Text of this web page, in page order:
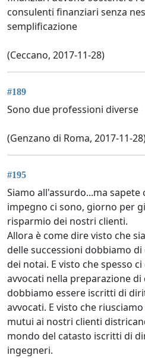
consulenti finanziari senza
semplificazione
(Ceccano, 2017-11-28)
#189
Sono due professioni diverse
(Genzano di Roma, 2017-11-
#195
Siamo all'assurdo...ma
impegno ci sono, giorno per
risparmio dei nostri clienti.
Allora è come dire visto che
delle successioni dobbiamo
dei notai. E visto che spesso
avvocati nella preparazione
dobbiamo essere iscritti di
avvocati. E visto che
mutui ai nostri clienti
mondo del catasto iscritti di
ingegneri.